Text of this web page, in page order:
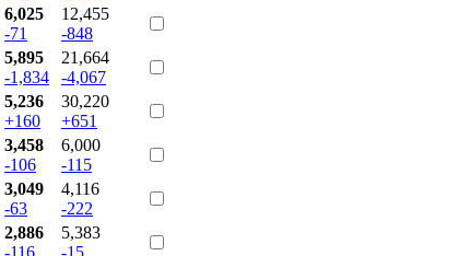
6,025
-71
12,455
-848
5,895
-1,834
21,664
-4,067
5,236
+160
30,220
+651
3,458
-106
6,000
-115
3,049
-63
4,116
-222
2,886
-116
5,383
-15